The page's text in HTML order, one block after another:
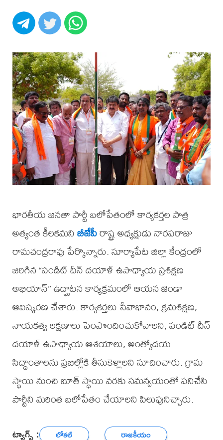
భారతీయ జనతా పార్టీ బలోపేతంలో కార్యకర్తల పాత్ర
అత్యంత కీలకమనిబీజేపీరాష్ట్ర అధ్యక్షుడు నారపరాజు
రామచంద్రరావు పేర్కొన్నారు. సూర్యాపేట జిల్లా కేంద్రంలో
జరిగిన “పండిట్ దీన్ దయాళ్ ఉపాధ్యాయ ప్రశిక్షణ
అభియాన్” ఉద్ఘాటన కార్యక్రమంలో ఆయన జెండా
ఆవిష్కరణ చేశారు. కార్యకర్తలు సేవాభావం, క్రమశిక్షణ,
నాయకత్వ లక్షణాలు పెంపొందించుకోవాలని, పండిట్ దీన్
దయాళ్ ఉపాధ్యాయ ఆశయాలు, అంత్యోదయ
సిద్ధాంతాలను ప్రజల్లోకి తీసుకెళ్లాలని సూచించారు. గ్రామ
స్థాయి నుంచి బూత్ స్థాయి వరకు సమన్వయంతో పనిచేసి
పార్టీని మరింత బలోపేతం చేయాలని పిలుపునిచ్చారు.
ట్యాగ్స్ : లోకల్ రాజకీయం